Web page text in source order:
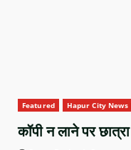
Featured Hapur City News
कॉपी न लाने पर